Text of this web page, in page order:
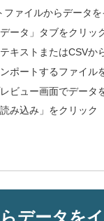
ファイルからデータ
ータ」タブをクリッ
キストまたはCSVか
ポートするファイル
ビュー画面でデータ
み込み」をクリック
データを